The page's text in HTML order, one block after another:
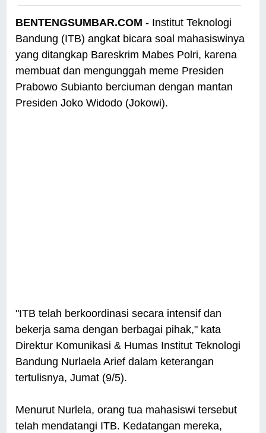
BENTENGSUMBAR.COM - Institut Teknologi
Bandung (ITB) angkat bicara soal mahasiswinya
yang ditangkap Bareskrim Mabes Polri, karena
membuat dan mengunggah meme Presiden
Prabowo Subianto berciuman dengan mantan
Presiden Joko Widodo (Jokowi).
"ITB telah berkoordinasi secara intensif dan
bekerja sama dengan berbagai pihak," kata
Direktur Komunikasi & Humas Institut Teknologi
Bandung Nurlaela Arief dalam keterangan
tertulisnya, Jumat (9/5).
Menurut Nurlela, orang tua mahasiswi tersebut
telah mendatangi ITB. Kedatangan mereka,